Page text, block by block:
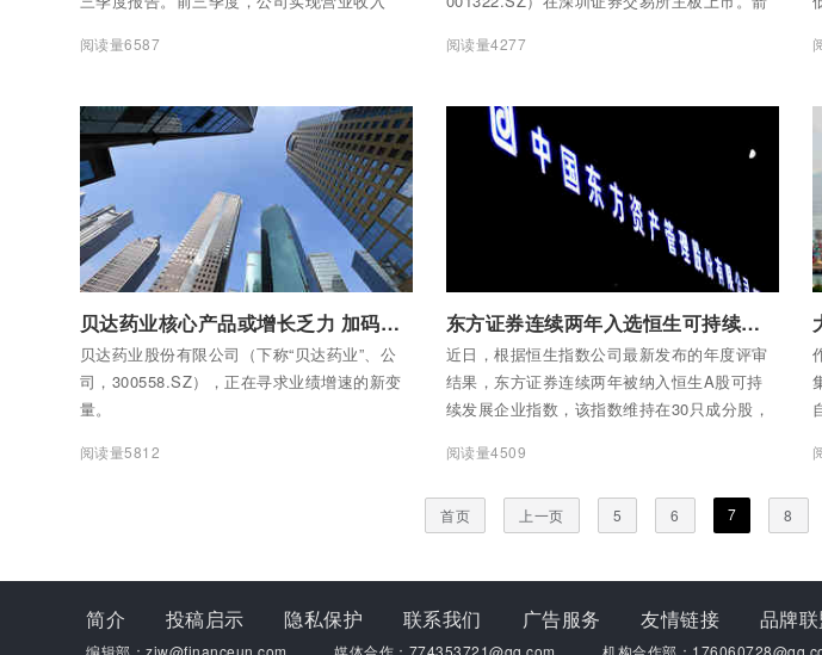
9349.96万元。
阅读量6587
开盘上涨20.03%，报15.22元/股，收盘价报
阅读量4277
贝达药业核心产品或增长乏力 加码新药研发能否保持中长期竞争力
贝达药业股份有限公司（下称“贝达药业”、公
司，300558.SZ），正在寻求业绩增速的新变
量。
阅读量5812
东方证券连续两年入选恒生可持续发展企业系列指数
近日，根据恒生指数公司最新发布的年度评审
结果，东方证券连续两年被纳入恒生A股可持
续发展企业指数，该指数维持在30只成分股，
年被纳入的国内证券公司仅有两家，表现出资
时，公司也被纳入恒生内地及香港可持续发展
阅读量4509
首页 上一页 5 6 7 8
简介 投稿启示 隐私保护 联系我们 广告服务 友情链接 品牌联
编辑部：zjw@financeun.com 媒体合作：774353721@qq.com 机构合作部：